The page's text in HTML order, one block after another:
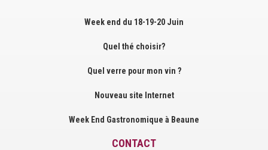
Week end du 18-19-20 Juin
Quel thé choisir?
Quel verre pour mon vin ?
Nouveau site Internet
Week End Gastronomique à Beaune
CONTACT